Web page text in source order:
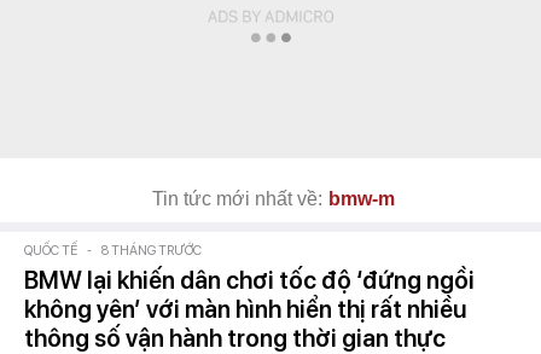
Tin tức mới nhất về: bmw-m
QUỐC TẾ - 8 THÁNG TRƯỚC
BMW lại khiến dân chơi tốc độ ‘đứng ngồi
không yên’ với màn hình hiển thị rất nhiều
thông số vận hành trong thời gian thực